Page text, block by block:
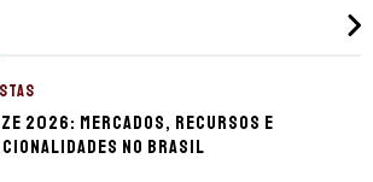
2026: mercados, recursos e
no Brasil